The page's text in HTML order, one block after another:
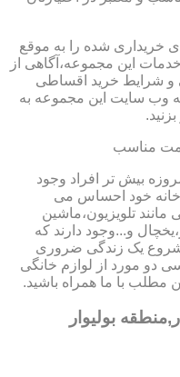
خریداری شده را به موقع
این مجموعه،آگاهی از
و شرایط خرید اقساطی
وب سایت این مجموعه به
مناسب
بیش تر افراد وجود
خانه خود احساس می
مانند تلویزیون،ماشین
و...وجود دارند که
شروع یک زندگی ضروری
دو مورد از لوازم خانگی
مطلب با ما همراه باشید.
بولیوار